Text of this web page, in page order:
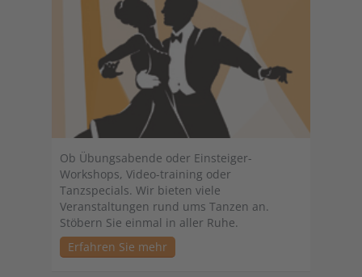
Ob Übungsabende oder Einsteiger-
Workshops, Video-training oder
Tanzspecials. Wir bieten viele
Veranstaltungen rund ums Tanzen an.
Stöbern Sie einmal in aller Ruhe.
Erfahren Sie mehr